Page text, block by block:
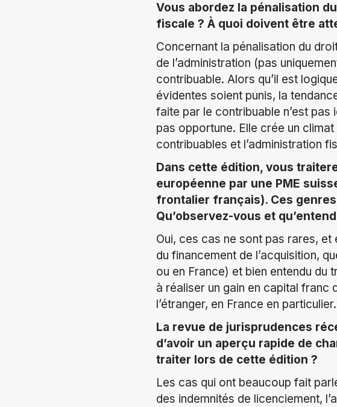
Vous abordez la pénalisation
fiscale ? À quoi doivent être
Concernant la pénalisation du
de l’administration (pas
contribuable. Alors qu’il est
évidentes soient punis, la
faite par le contribuable n’est pas
pas opportune. Elle crée un
contribuables et l’administration
Dans cette édition, vous
européenne par une PME
frontalier français). Ces
Qu’observez-vous et
Oui, ces cas ne sont pas rares,
du financement de l’acquisition,
ou en France) et bien entendu du
à réaliser un gain en capital franc
l’étranger, en France en particulier.
La revue de jurisprudences
d’avoir un aperçu rapide de
traiter lors de cette édition ?
Les cas qui ont beaucoup fait
des indemnités de licenciement,